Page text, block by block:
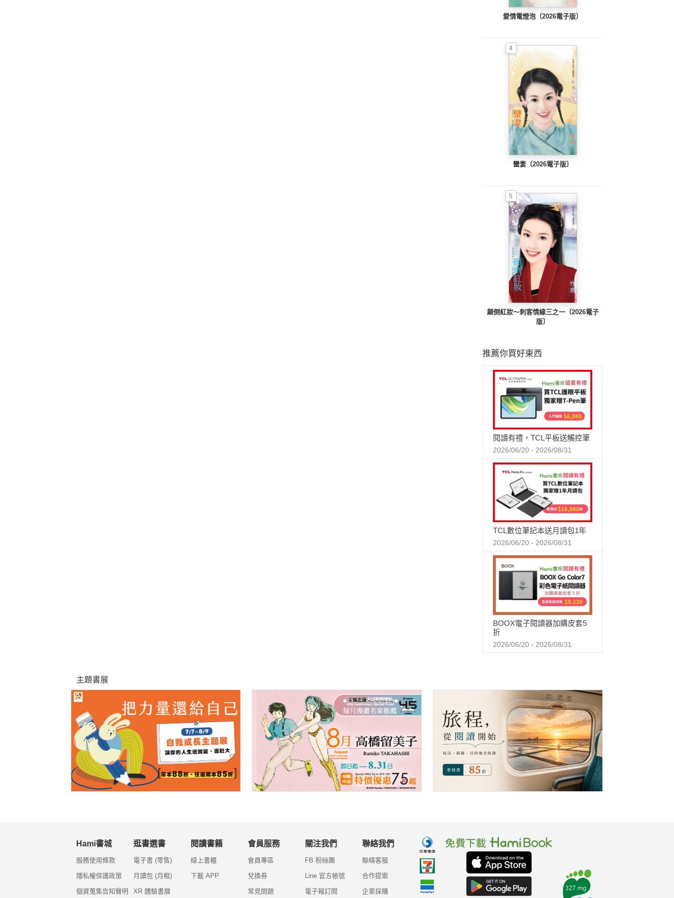
愛情電燈泡〔2026電子版〕
4
蠻妻〔2026電子版〕
5
顛倒紅妝～刺客情緣三之一〔2026電子
版〕
推薦你買好東西
閱讀有禮，TCL平板送觸控筆
2026/06/20 - 2026/08/31
TCL數位筆記本送月讀包1年
2026/06/20 - 2026/08/31
BOOX電子閱讀器加購皮套5
折
2026/06/20 - 2026/08/31
主題書展
Hami書城
服務使用條款
隱私權保護政策
個資蒐集告知聲明
逛書選書
電子書 (零售)
月讀包 (月租)
XR 體驗書展
閱讀書籍
線上書櫃
下載 APP
會員服務
會員專區
兌換券
常見問題
關注我們
FB 粉絲團
Line 官方帳號
電子報訂閱
聯絡我們
聯絡客服
合作提案
企業採購